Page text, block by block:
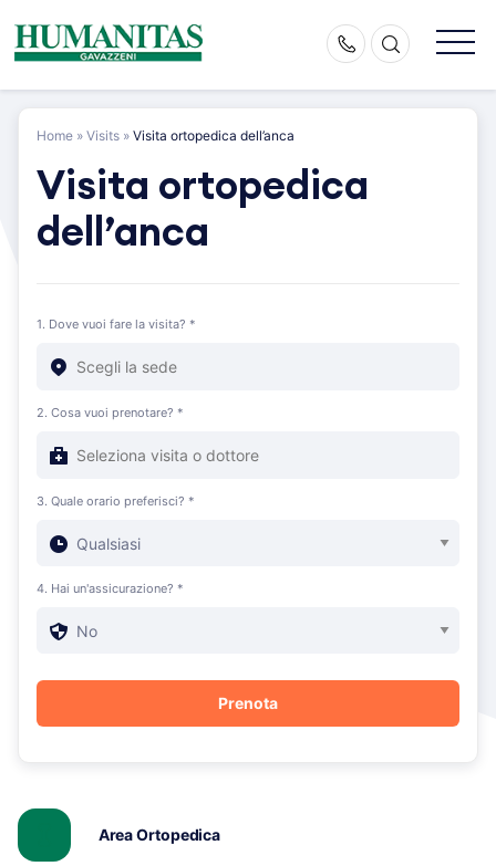
content
Home » Visits » Visita ortopedica dell’anca
Visita ortopedica
dell’anca
1. Dove vuoi fare la visita? *
2. Cosa vuoi prenotare? *
3. Quale orario preferisci? *
4. Hai un'assicurazione? *
Area Ortopedica